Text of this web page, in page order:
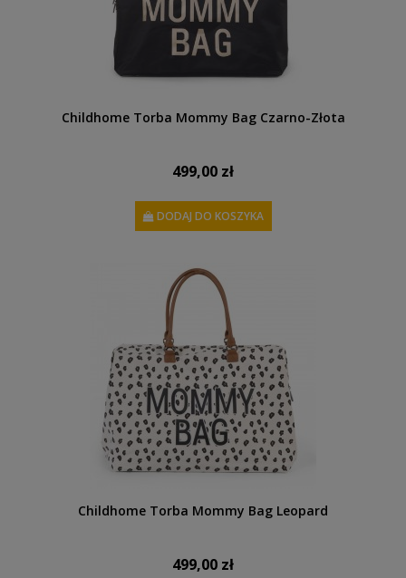
Childhome Torba Mommy Bag Czarno-Złota
499,00 zł
DODAJ DO KOSZYKA
Childhome Torba Mommy Bag Leopard
499,00 zł